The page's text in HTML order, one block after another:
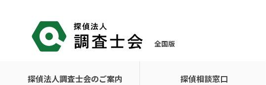
全国版
探偵法人調査士会のご案内 探偵相談窓口